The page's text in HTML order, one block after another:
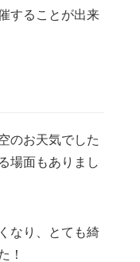
することが出来
のお天気でした
場面もありまし
なり、とても綺
！